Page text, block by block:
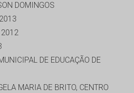
DOMINGOS
2012
DE EDUCAÇÃO DE
MARIA DE BRITO, CENTRO